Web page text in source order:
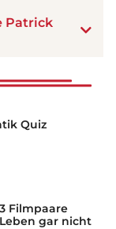
Patrick
Quiz
Filmpaare
gar nicht